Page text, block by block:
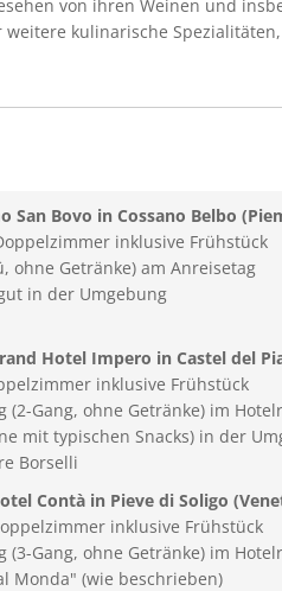
von ihren Weinen und
kulinarische
Bovo in Cossano Belbo
inklusive Frühstück
ohne Getränke) am Anreisetag
in der Umgebung
Hotel Impero in Castel del
inklusive Frühstück
(2-Gang, ohne Getränke) im
mit typischen Snacks) in der
Borselli
Contà in Pieve di Soligo
inklusive Frühstück
(3-Gang, ohne Getränke) im
Monda" (wie beschrieben)